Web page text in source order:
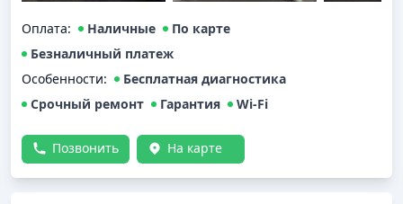
Оплата: Наличные
По карте
Безналичный платеж
Особенности:
Бесплатная диагностика
Срочный ремонт
Гарантия Wi-Fi
Позвонить На карте